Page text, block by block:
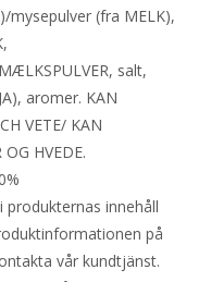
mysepulver (fra MELK),
salt,
aromer. KAN
VETE/ KAN
HVEDE.
innehåll
på
vår kundtjänst.